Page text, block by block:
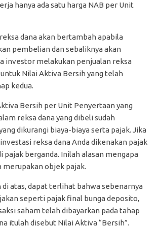
hanya ada satu harga NAB per Unit
dana akan bertambah apabila
pembelian dan sebaliknya akan
investor melakukan penjualan reksa
untuk Nilai Aktiva Bersih yang telah
kedua.
Bersih per Unit Penyertaan yang
reksa dana yang dibeli sudah
dikurangi biaya-biaya serta pajak. Jika
reksa dana Anda dikenakan pajak
pajak berganda. Inilah alasan mengapa
merupakan objek pajak.
di atas, dapat terlihat bahwa sebenarnya
seperti pajak final bunga deposito,
saham telah dibayarkan pada tahap
itulah disebut Nilai Aktiva “Bersih”.